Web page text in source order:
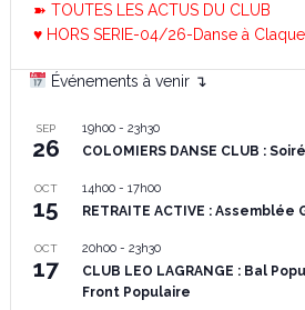
➽ TOUTES LES ACTUS DU CLUB
♥ HORS SERIE-04/26-Danse à
Événements à venir ↴
SEP
26
19h00- 23h30
COLOMIERS DANSE CLUB :
OCT
15
14h00- 17h00
RETRAITE ACTIVE : Assemblée
OCT
17
20h00- 23h30
CLUB LEO LAGRANGE : Bal
Front Populaire